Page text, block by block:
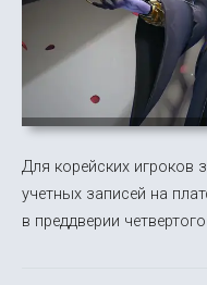
Для корейских игроков
учетных записей на
в преддверии